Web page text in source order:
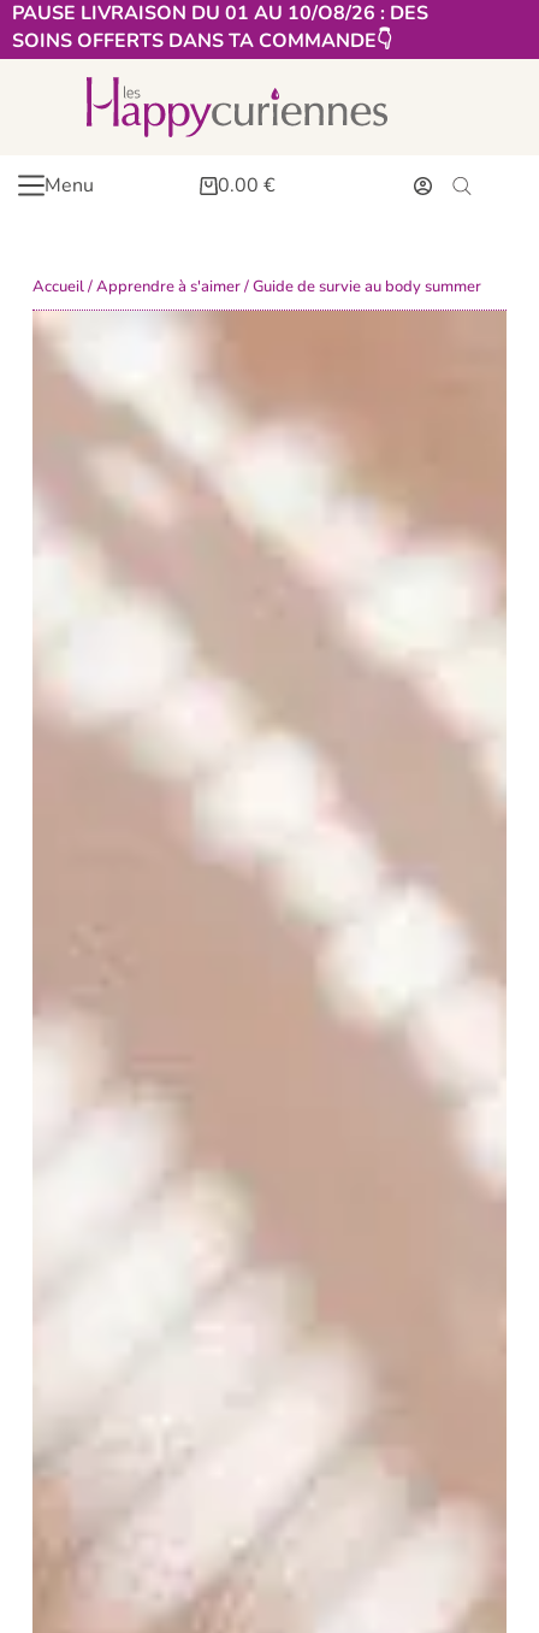
PAUSE LIVRAISON DU 01 AU 10/O8/26 : DES
SOINS OFFERTS DANS TA COMMANDE👇​
Menu 0.00 €
Accueil/Apprendre à s'aimer/ Guide de survie au body summer